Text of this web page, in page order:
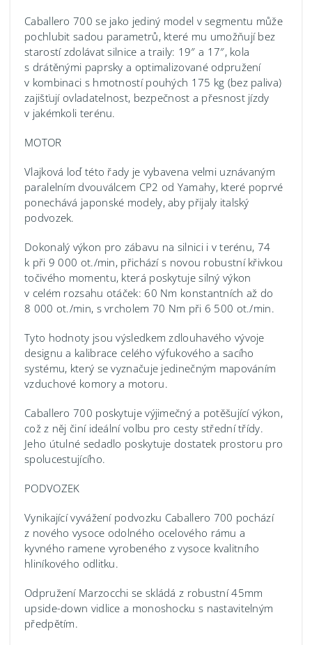
Caballero 700 se jako jediný model v segmentu může
pochlubit sadou parametrů, které mu umožňují bez
starostí zdolávat silnice a traily: 19″ a 17″, kola
s drátěnými paprsky a optimalizované odpružení
v kombinaci s hmotností pouhých 175 kg (bez paliva)
zajišťují ovladatelnost, bezpečnost a přesnost jízdy
v jakémkoli terénu.
MOTOR
Vlajková loď této řady je vybavena velmi uznávaným
paralelním dvouválcem CP2 od Yamahy, které poprvé
ponechává japonské modely, aby přijaly italský
podvozek.
Dokonalý výkon pro zábavu na silnici i v terénu, 74
k při 9 000 ot./min, přichází s novou robustní křivkou
točivého momentu, která poskytuje silný výkon
v celém rozsahu otáček: 60 Nm konstantních až do
8 000 ot./min, s vrcholem 70 Nm při 6 500 ot./min.
Tyto hodnoty jsou výsledkem zdlouhavého vývoje
designu a kalibrace celého výfukového a sacího
systému, který se vyznačuje jedinečným mapováním
vzduchové komory a motoru.
Caballero 700 poskytuje výjimečný a potěšující výkon,
což z něj činí ideální volbu pro cesty střední třídy.
Jeho útulné sedadlo poskytuje dostatek prostoru pro
spolucestujícího.
PODVOZEK
Vynikající vyvážení podvozku Caballero 700 pochází
z nového vysoce odolného ocelového rámu a
kyvného ramene vyrobeného z vysoce kvalitního
hliníkového odlitku.
Odpružení Marzocchi se skládá z robustní 45mm
upside-down vidlice a monoshocku s nastavitelným
předpětím.